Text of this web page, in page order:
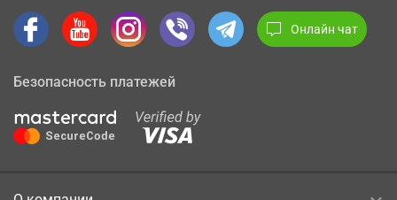
Онлайн чат
Безопасность платежей